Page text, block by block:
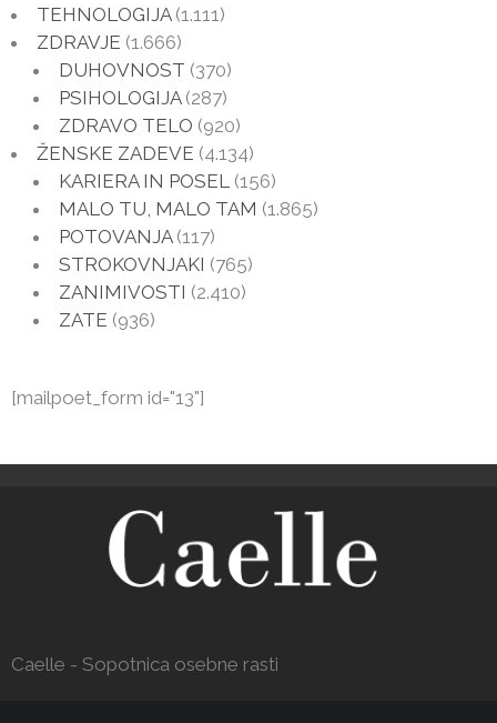
TEHNOLOGIJA(1.111)
ZDRAVJE (1.666)
DUHOVNOST (370)
PSIHOLOGIJA(287)
ZDRAVO TELO (920)
ŽENSKE ZADEVE (4.134)
KARIERA IN POSEL (156)
MALO TU, MALO TAM (1.865)
POTOVANJA(117)
STROKOVNJAKI (765)
ZANIMIVOSTI (2.410)
ZATE (936)
[mailpoet_form id="13"]
Caelle - Sopotnica osebne rasti